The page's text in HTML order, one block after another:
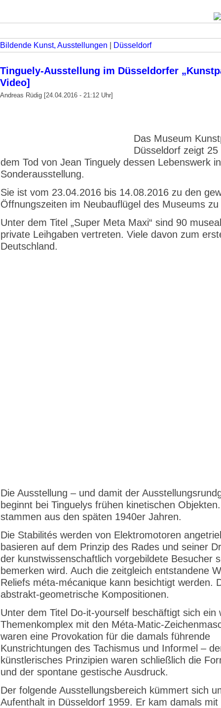
Bildende Kunst, Ausstellungen Düsseldorf
Tinguely-Ausstellung im Düsseldorfer
Video]
Andreas Rüdig [24.04.2016 - 21:12 Uhr]
Das Museum
Düsseldorf zeigt
dem Tod von Jean Tinguely dessen Lebenswerk
Sonderausstellung.
Sie ist vom 23.04.2016 bis 14.08.2016 zu den
Öffnungszeiten im Neubauflügel des Museums
Unter dem Titel „Super Meta Maxi“ sind 90
private Leihgaben vertreten. Viele davon zum
Deutschland.
Die Ausstellung – und damit der
beginnt bei Tinguelys frühen kinetischen
stammen aus den späten 1940er Jahren.
Die Stabilités werden von Elektromotoren
basieren auf dem Prinzip des Rades und seiner
der kunstwissenschaftlich vorgebildete Besucher
bemerken wird. Auch die zeitgleich entstandene
Reliefs méta-mécanique kann besichtigt werden.
abstrakt-geometrische Kompositionen.
Unter dem Titel Do-it-yourself beschäftigt sich ein
Themenkomplex mit den Méta-Matic-
waren eine Provokation für die damals führende
Kunstrichtungen des Tachismus und Informel –
künstlerisches Prinzipien waren schließlich die
und der spontane gestische Ausdruck.
Der folgende Ausstellungsbereich kümmert sich
Aufenthalt in Düsseldorf 1959. Er kam damals mit